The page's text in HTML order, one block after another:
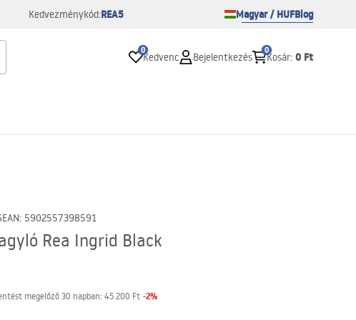
Kedvezménykód:REA5 Magyar / HUFBlog
0
Kedvenc Bejelentkezés
0
Kosár: 0 Ft
EAN: 5902557398591
Rea Ingrid Black
megelőző 30 napban: 45 200 Ft -2%